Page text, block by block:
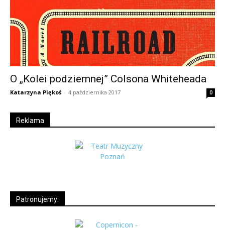
O „Kolei podziemnej” Colsona Whiteheada
Katarzyna Piękoś - 4 października 2017 0
Reklama
Patronujemy: